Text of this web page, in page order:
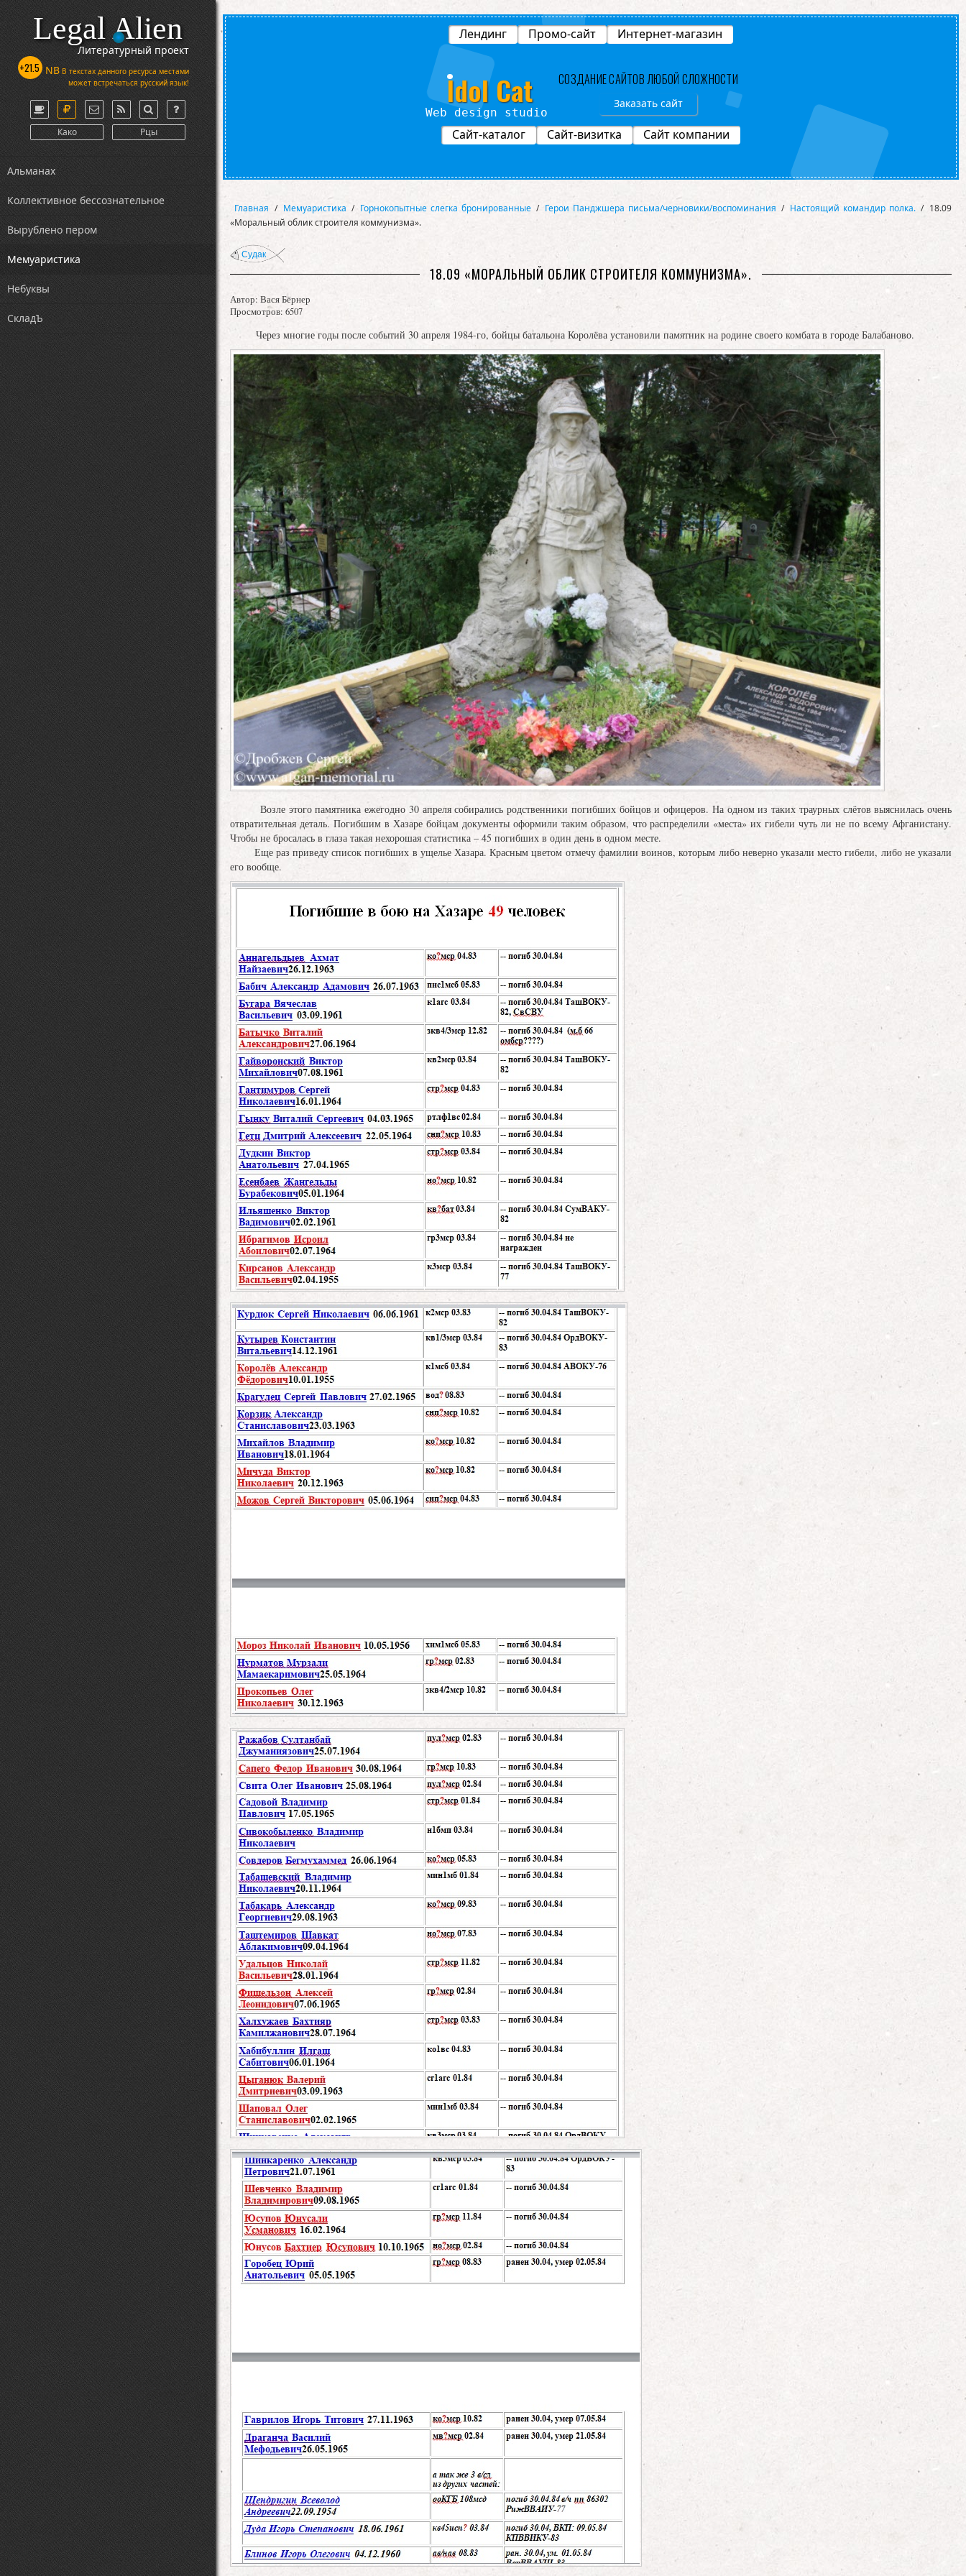
Legal Alien
Литературный проект
+21.5 NB В текстах данного ресурса местами
может встречаться русский язык!
Како Рцы
Альманах
Коллективное бессознательное
Вырублено пером
Мемуаристика
Небуквы
СкладЪ
Лендинг Промо-сайт Интернет-магазин
Idol Cat
o
СОЗДАНИЕ САЙТОВ ЛЮБОЙ СЛОЖНОСТИ
Заказать сайт
Сайт-каталог Сайт-визитка Сайт компании
Главная / Мемуаристика / Горнокопытные слегка бронированные / Герои Панджшера письма/черновики/воспоминания / Настоящий командир полка. / 18.09
«Моральный облик строителя коммунизма».
Судак
18.09 «МОРАЛЬНЫЙ ОБЛИК СТРОИТЕЛЯ КОММУНИЗМА».
Автор: Вася Бёрнер
Просмотров: 6507
Через многие годы после событий 30 апреля 1984-го, бойцы батальона Королёва установили памятник на родине своего комбата в городе Балабаново.
Возле этого памятника ежегодно 30 апреля собирались родственники погибших бойцов и офицеров. На одном из таких траурных слётов выяснилась очень
отвратительная деталь. Погибшим в Хазаре бойцам документы оформили таким образом, что распределили «места» их гибели чуть ли не по всему Афганистану.
Чтобы не бросалась в глаза такая нехорошая статистика – 45 погибших в один день в одном месте.
Еще раз приведу список погибших в ущелье Хазара. Красным цветом отмечу фамилии воинов, которым либо неверно указали место гибели, либо не указали
его вообще.